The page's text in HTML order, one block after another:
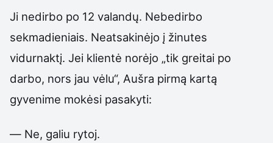
Ji nedirbo po 12 valandų. Nebedirbo
sekmadieniais. Neatsakinėjo į žinutes
vidurnaktį. Jei klientė norėjo „tik greitai po
darbo, nors jau vėlu“, Aušra pirmą kartą
gyvenime mokėsi pasakyti:
— Ne, galiu rytoj.